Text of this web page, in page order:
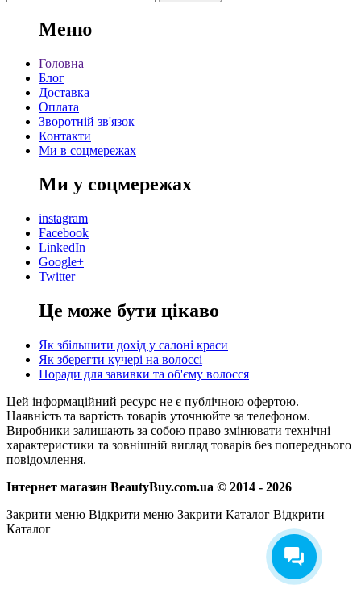
Меню
Головна
Блог
Доставка
Оплата
Зворотній зв'язок
Контакти
Ми в соцмережах
Ми у соцмережах
instagram
Facebook
LinkedIn
Google+
Twitter
Це може бути цікаво
Як збільшити дохід у салоні краси
Як зберегти кучері на волоссі
Поради для завивки та об'єму волосся
Цей інформаційний ресурс не є публічною офертою.
Наявність та вартість товарів уточнюйте за телефоном.
Виробники залишають за собою право змінювати технічні
характеристики та зовнішній вигляд товарів без попереднього
повідомлення.
Інтернет магазин BeautyBuy.com.ua © 2014 - 2026
Закрити меню Відкрити меню Закрити Каталог Відкрити
Каталог